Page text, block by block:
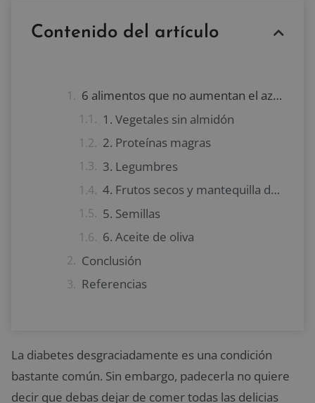
Contenido del artículo
6 alimentos que no aumentan el azúcar
1. Vegetales sin almidón
2. Proteínas magras
3. Legumbres
4. Frutos secos y mantequilla de frutos secos
5. Semillas
6. Aceite de oliva
Conclusión
Referencias
La diabetes desgraciadamente es una condición
bastante común. Sin embargo, padecerla no quiere
decir que debas dejar de comer todas las delicias